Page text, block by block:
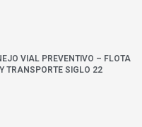
VIAL PREVENTIVO – FLOTA
TRANSPORTE SIGLO 22